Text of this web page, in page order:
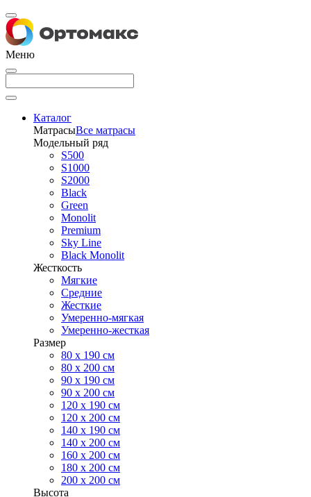
Меню
Каталог
МатрасыВсе матрасы
Модельный ряд
S500
S1000
S2000
Black
Green
Monolit
Premium
Sky Line
Black Monolit
Жесткость
Мягкие
Средние
Жесткие
Умеренно-мягкая
Умеренно-жесткая
Размер
80 х 190 см
80 х 200 см
90 х 190 см
90 х 200 см
120 х 190 см
120 х 200 см
140 х 190 см
140 х 200 см
160 х 200 см
180 х 200 см
200 х 200 см
Высота